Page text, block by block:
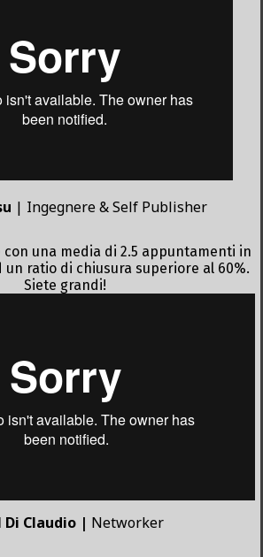
| Ingegnere & Self Publisher
una media di 2.5 appuntamenti in
ratio di chiusura superiore al 60%.
Siete grandi!
Di Claudio | Networker